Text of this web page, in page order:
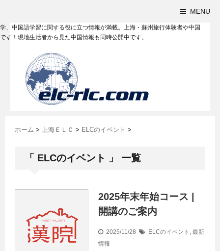
MENU
、中国語学習に関する役に立つ情報が満載。上海・蘇州旅行体験者や中国
す！現地生活者から見た中国情報も同時公開中です。
ホーム > 上海ＥＬＣ > ELCのイベント >
「 ELCのイベント 」 一覧
2025年末年始コース |
開講のご案内
2025/11/28 ELCのイベント , 最新
情報